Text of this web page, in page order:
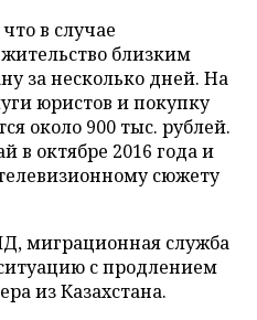
в случае
близким
за несколько дней. На
юристов и покупку
около 900 тыс. рублей.
в октябре 2016 года и
сюжету
миграционная служба
с продлением
из Казахстана.